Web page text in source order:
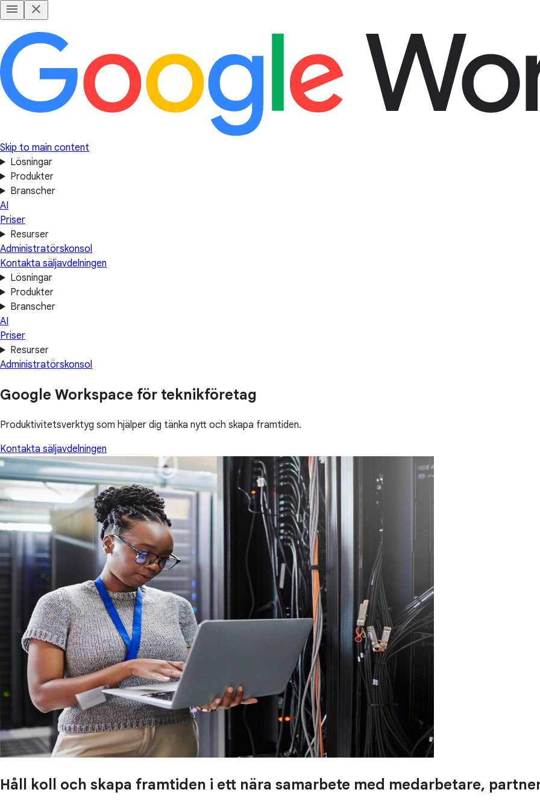
Skip to main content
Lösningar
Produkter
Branscher
AI
Priser
Resurser
Administratörskonsol
Kontakta säljavdelningen
Lösningar
Produkter
Branscher
AI
Priser
Resurser
Administratörskonsol
Google Workspace för teknikföretag
Produktivitetsverktyg som hjälper dig tänka nytt och skapa framtiden.
Kontakta säljavdelningen
Håll koll och skapa framtiden i ett nära samarbete med medarbetare,